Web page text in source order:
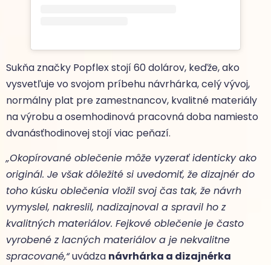
Sukňa značky Popflex stojí 60 dolárov, keďže, ako
vysvetľuje vo svojom príbehu návrhárka, celý vývoj,
normálny plat pre zamestnancov, kvalitné materiály
na výrobu a osemhodinová pracovná doba namiesto
dvanásťhodinovej stojí viac peňazí.
„Okopírované oblečenie môže vyzerať identicky ako
originál. Je však dôležité si uvedomiť, že dizajnér do
toho kúsku oblečenia vložil svoj čas tak, že návrh
vymyslel, nakreslil, nadizajnoval a spravil ho z
kvalitných materiálov. Fejkové oblečenie je často
vyrobené z lacných materiálov a je nekvalitne
spracované,“uvádza návrhárka a dizajnérka